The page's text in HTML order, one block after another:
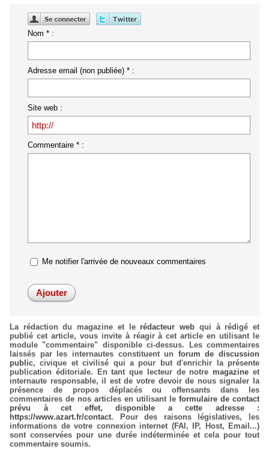
Nom * :
Adresse email (non publiée) * :
Site web :
Commentaire * :
Me notifier l'arrivée de nouveaux commentaires
La rédaction du magazine et le rédacteur web qui à rédigé et
publié cet article, vous invite à réagir à cet article en utilisant le
module "commentaire" disponible ci-dessus. Les commentaires
laissés par les internautes constituent un forum de discussion
public, civique et civilisé qui a pour but d'enrichir la présente
publication éditoriale. En tant que lecteur de notre magazine et
internaute responsable, il est de votre devoir de nous signaler la
présence de propos déplacés ou offensants dans les
commentaires de nos articles en utilisant le formulaire de contact
prévu à cet effet, disponible a cette adresse :
https://www.azart.fr/contact. Pour des raisons législatives, les
informations de votre connexion internet (FAI, IP, Host, Email...)
sont conservées pour une durée indéterminée et cela pour tout
commentaire soumis.